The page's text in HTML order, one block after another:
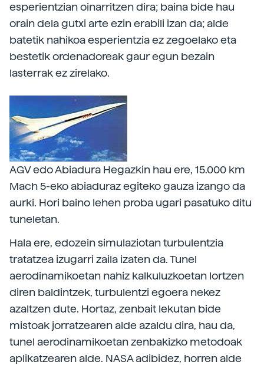
esperientzian oinarritzen dira; baina bide hau
orain dela gutxi arte ezin erabili izan da; alde
batetik nahikoa esperientzia ez zegoelako eta
bestetik ordenadoreak gaur egun bezain
lasterrak ez zirelako.
AGV edo Abiadura Hegazkin hau ere, 15.000 km
Mach 5-eko abiaduraz egiteko gauza izango da
aurki. Hori baino lehen proba ugari pasatuko ditu
tuneletan.
Hala ere, edozein simulaziotan turbulentzia
tratatzea izugarri zaila izaten da. Tunel
aerodinamikoetan nahiz kalkuluzkoetan lortzen
diren baldintzek, turbulentzi egoera nekez
azaltzen dute. Hortaz, zenbait lekutan bide
mistoak jorratzearen alde azaldu dira, hau da,
tunel aerodinamikoetan zenbakizko metodoak
aplikatzearen alde. NASA adibidez, horren alde